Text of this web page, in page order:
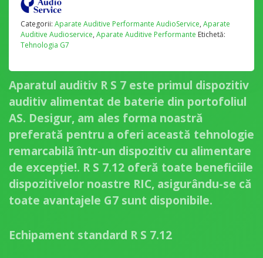
Categorii: Aparate Auditive Performante AudioService, Aparate
Auditive Audioservice, Aparate Auditive Performante Etichetă:
Tehnologia G7
Aparatul auditiv R S 7 este primul dispozitiv
auditiv alimentat de baterie din portofoliul
AS. Desigur, am ales forma noastră
preferată pentru a oferi această tehnologie
remarcabilă într-un dispozitiv cu alimentare
de excepție!. R S 7.12 oferă toate beneficiile
dispozitivelor noastre RIC, asigurându-se că
toate avantajele G7 sunt disponibile.
Echipament standard R S 7.12